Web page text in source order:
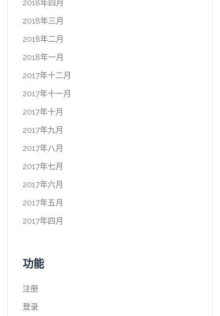
2018年四月
2018年三月
2018年二月
2018年一月
2017年十二月
2017年十一月
2017年十月
2017年九月
2017年八月
2017年七月
2017年六月
2017年五月
2017年四月
功能
注册
登录